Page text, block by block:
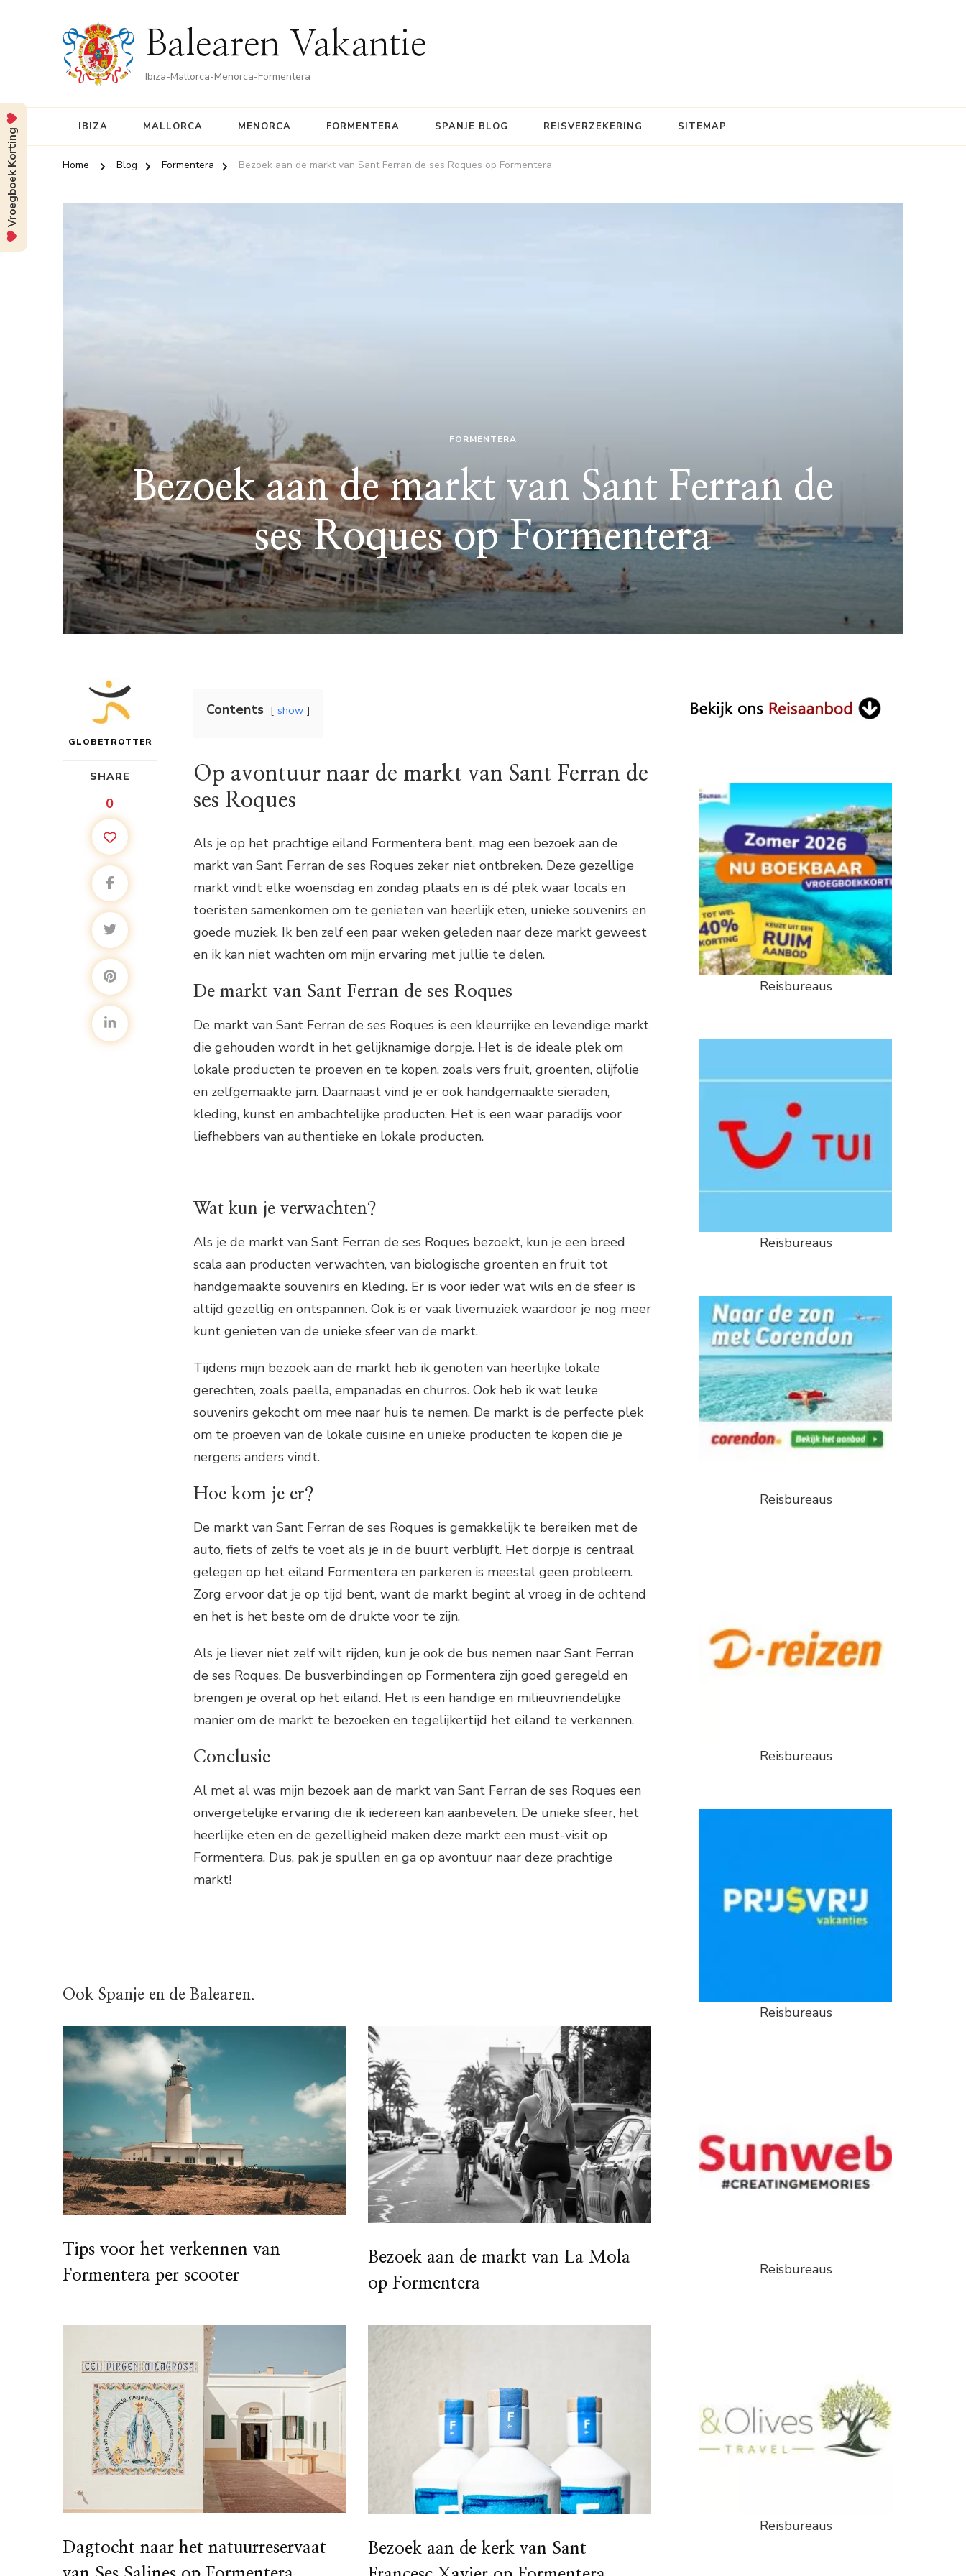
Balearen Vakantie
Ibiza-Mallorca-Menorca-Formentera
IBIZA MALLORCA MENORCA FORMENTERA SPANJE BLOG REISVERZEKERING SITEMAP
Home Blog Formentera Bezoek aan de markt van Sant Ferran de ses Roques op Formentera
FORMENTERA
Bezoek aan de markt van Sant Ferran de
ses Roques op Formentera
GLOBETROTTER
SHARE
0
Contents show
Op avontuur naar de markt van Sant Ferran de
ses Roques
Als je op het prachtige eiland Formentera bent, mag een bezoek aan de
markt van Sant Ferran de ses Roques zeker niet ontbreken. Deze gezellige
markt vindt elke woensdag en zondag plaats en is dé plek waar locals en
toeristen samenkomen om te genieten van heerlijk eten, unieke souvenirs en
goede muziek. Ik ben zelf een paar weken geleden naar deze markt geweest
en ik kan niet wachten om mijn ervaring met jullie te delen.
De markt van Sant Ferran de ses Roques
De markt van Sant Ferran de ses Roques is een kleurrijke en levendige markt
die gehouden wordt in het gelijknamige dorpje. Het is de ideale plek om
lokale producten te proeven en te kopen, zoals vers fruit, groenten, olijfolie
en zelfgemaakte jam. Daarnaast vind je er ook handgemaakte sieraden,
kleding, kunst en ambachtelijke producten. Het is een waar paradijs voor
liefhebbers van authentieke en lokale producten.
Wat kun je verwachten?
Als je de markt van Sant Ferran de ses Roques bezoekt, kun je een breed
scala aan producten verwachten, van biologische groenten en fruit tot
handgemaakte souvenirs en kleding. Er is voor ieder wat wils en de sfeer is
altijd gezellig en ontspannen. Ook is er vaak livemuziek waardoor je nog meer
kunt genieten van de unieke sfeer van de markt.
Tijdens mijn bezoek aan de markt heb ik genoten van heerlijke lokale
gerechten, zoals paella, empanadas en churros. Ook heb ik wat leuke
souvenirs gekocht om mee naar huis te nemen. De markt is de perfecte plek
om te proeven van de lokale cuisine en unieke producten te kopen die je
nergens anders vindt.
Hoe kom je er?
De markt van Sant Ferran de ses Roques is gemakkelijk te bereiken met de
auto, fiets of zelfs te voet als je in de buurt verblijft. Het dorpje is centraal
gelegen op het eiland Formentera en parkeren is meestal geen probleem.
Zorg ervoor dat je op tijd bent, want de markt begint al vroeg in de ochtend
en het is het beste om de drukte voor te zijn.
Als je liever niet zelf wilt rijden, kun je ook de bus nemen naar Sant Ferran
de ses Roques. De busverbindingen op Formentera zijn goed geregeld en
brengen je overal op het eiland. Het is een handige en milieuvriendelijke
manier om de markt te bezoeken en tegelijkertijd het eiland te verkennen.
Conclusie
Al met al was mijn bezoek aan de markt van Sant Ferran de ses Roques een
onvergetelijke ervaring die ik iedereen kan aanbevelen. De unieke sfeer, het
heerlijke eten en de gezelligheid maken deze markt een must-visit op
Formentera. Dus, pak je spullen en ga op avontuur naar deze prachtige
markt!
Ook Spanje en de Balearen.
Tips voor het verkennen van
Formentera per scooter
Bezoek aan de markt van La Mola
op Formentera
Dagtocht naar het natuurreservaat
Bezoek aan de kerk van Sant
Reisbureaus
Reisbureaus
Reisbureaus
Reisbureaus
Reisbureaus
Reisbureaus
Reisbureaus
Vroegboek Korting